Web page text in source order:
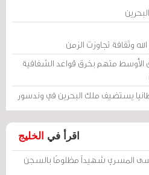
وثقافة تجاوزت الزمن
الأوسط متهم بخرق قواعد الشفافية
يستضيف ملك البحرين في وندسور
اقرأ في الخليج
المسري شهيداً مظلومًا بالسجن